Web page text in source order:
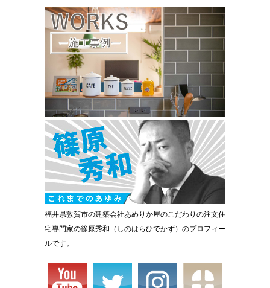
福井県敦賀市の建築会社あめりか屋のこだわりの注文住
宅専門家の篠原秀和（しのはらひでかず）のプロフィー
ルです。